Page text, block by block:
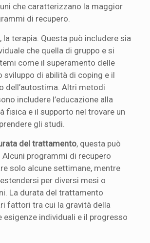
che caratterizzano la maggior
di recupero.
terapia. Questa può includere sia
che quella di gruppo e si
come il superamento delle
sviluppo di abilità di coping e il
dell’autostima. Altri metodi
includere l’educazione alla
fisica e il supporto nel trovare un
gli studi.
del trattamento, questa può
programmi di recupero
solo alcune settimane, mentre
per diversi mesi o
La durata del trattamento
fattori tra cui la gravità della
esigenze individuali e il progresso